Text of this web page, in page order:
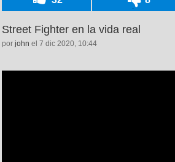
Street Fighter en la vida real
por john el 7 dic 2020, 10:44